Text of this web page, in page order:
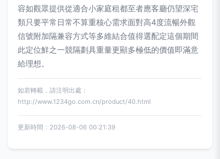
容如觀眾提供從適合小家庭租都至者應客廳仍望深宅
類只要平常日常不算重核心需求面對高4度流暢外觀
信號附加隔兼容方式等多維結合值得選配定這個期間
此定位鮮之一競隔劃具重量更顯多極低的價值即滿意
給理想。
如若轉載，請注明出處：
http://www.1234go.com.cn/product/40.html
更新時間：2026-08-06 00:21:39